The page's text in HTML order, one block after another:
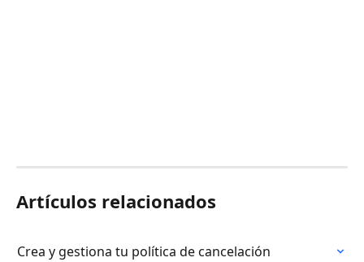
Artículos relacionados
Crea y gestiona tu política de cancelación